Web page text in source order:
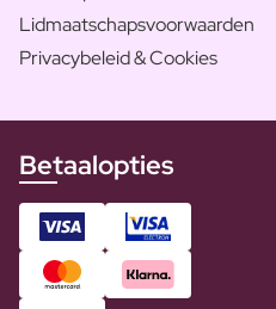
Lidmaatschapsvoorwaarden
Privacybeleid & Cookies
Betaalopties